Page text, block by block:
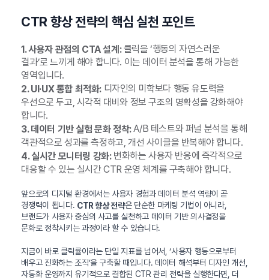
CTR 향상 전략의 핵심 실천 포인트
1. 사용자 관점의 CTA 설계:클릭을 ‘행동의 자연스러운
결과’로 느끼게 해야 합니다. 이는 데이터 분석을 통해 가능한
영역입니다.
2. UI·UX 통합 최적화:디자인의 미학보다 행동 유도력을
우선으로 두고, 시각적 대비와 정보 구조의 명확성을 강화해야
합니다.
3. 데이터 기반 실험 문화 정착:A/B 테스트와 퍼널 분석을 통해
객관적으로 성과를 측정하고, 개선 사이클을 반복해야 합니다.
4. 실시간 모니터링 강화:변화하는 사용자 반응에 즉각적으로
대응할 수 있는 실시간 CTR 운영 체계를 구축해야 합니다.
앞으로의 디지털 환경에서는 사용자 경험과 데이터 분석 역량이 곧
경쟁력이 됩니다. CTR 향상 전략은 단순한 마케팅 기법이 아니라,
브랜드가 사용자 중심의 사고를 실천하고 데이터 기반 의사결정을
문화로 정착시키는 과정이라 할 수 있습니다.
지금이 바로 클릭률이라는 단일 지표를 넘어서, ‘사용자 행동으로부터
배우고 진화하는 조직’을 구축할 때입니다. 데이터 해석부터 디자인 개선,
자동화 운영까지 유기적으로 결합된 CTR 관리 전략을 실행한다면, 더